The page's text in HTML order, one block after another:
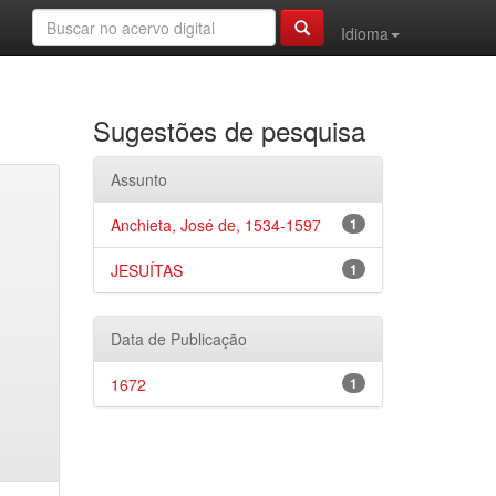
Idioma
Sugestões de pesquisa
Assunto
1
Anchieta, José de, 1534-1597
1
JESUÍTAS
Data de Publicação
1
1672